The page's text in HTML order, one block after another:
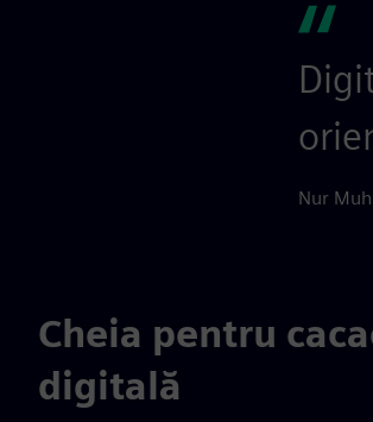
Nur
Cheia pentru
digitală